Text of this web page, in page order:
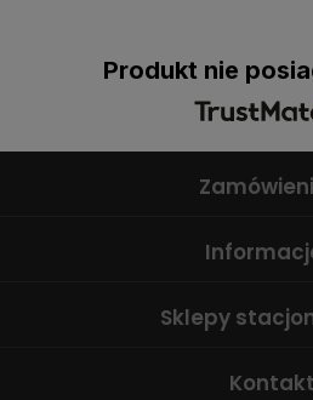
Produkt nie
Sklepy
Kontakt